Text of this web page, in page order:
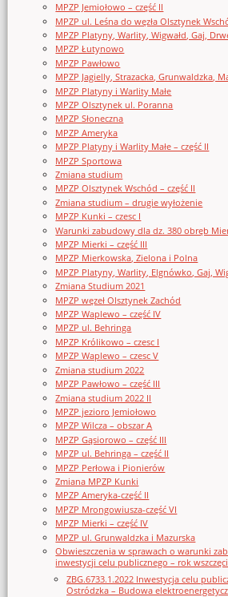
MPZP Jemiołowo – część II
MPZP ul. Leśna do węzła Olsztynek
MPZP Platyny, Warlity, Wigwałd, Gaj,
MPZP Łutynowo
MPZP Pawłowo
MPZP Jagielly, Strazacka, Grunwaldzka,
MPZP Platyny i Warlity Małe
MPZP Olsztynek ul. Poranna
MPZP Słoneczna
MPZP Ameryka
MPZP Platyny i Warlity Małe – część II
MPZP Sportowa
Zmiana studium
MPZP Olsztynek Wschód – część II
Zmiana studium – drugie wyłożenie
MPZP Kunki – czesc I
Warunki zabudowy dla dz. 380 obręb
MPZP Mierki – część III
MPZP Mierkowska, Zielona i Polna
MPZP Platyny, Warlity, Elgnówko, Gaj,
Zmiana Studium 2021
MPZP węzeł Olsztynek Zachód
MPZP Waplewo – część IV
MPZP ul. Behringa
MPZP Królikowo – czesc I
MPZP Waplewo – czesc V
Zmiana studium 2022
MPZP Pawłowo – część III
Zmiana studium 2022 II
MPZP jezioro Jemiołowo
MPZP Wilcza – obszar A
MPZP Gąsiorowo – część III
MPZP ul. Behringa – część II
MPZP Perłowa i Pionierów
Zmiana MPZP Kunki
MPZP Ameryka-część II
MPZP Mrongowiusza-część VI
MPZP Mierki – część IV
MPZP ul. Grunwaldzka i Mazurska
Obwieszczenia w sprawach o warunki
inwestycji celu publicznego – rok
ZBG.6733.1.2022 Inwestycja celu
Ostródzka – Budowa